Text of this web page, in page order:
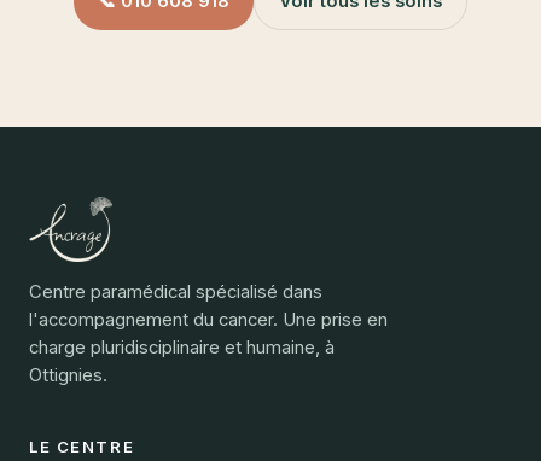
Centre paramédical spécialisé dans
l'accompagnement du cancer. Une prise en
charge pluridisciplinaire et humaine, à
Ottignies.
LE CENTRE